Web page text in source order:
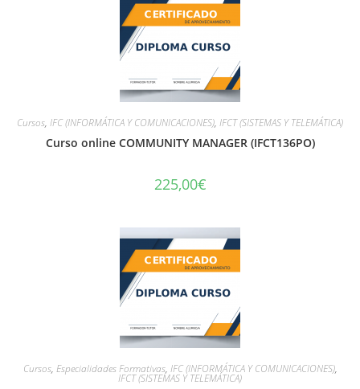
Cursos, IFC (INFORMÁTICA Y COMUNICACIONES), IFCT (SISTEMAS Y TELEMÁTICA)
Curso online COMMUNITY MANAGER (IFCT136PO)
225,00€
Cursos, Especialidades Formativas, IFC (INFORMÁTICA Y COMUNICACIONES),
IFCT (SISTEMAS Y TELEMÁTICA)